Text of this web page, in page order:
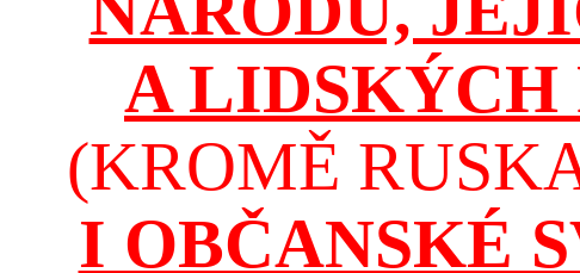
A LIDSKÝCH
(KROMĚ
I OBČANSKÉ